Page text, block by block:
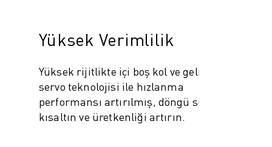
Yüksek Verimlilik
Yüksek rijitlikte içi boş kol ve gelişmiş
servo teknolojisi ile hızlanma
performansı artırılmış, döngü süresini
kısaltın ve üretkenliği artırın.